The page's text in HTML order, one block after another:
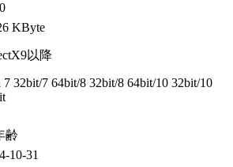
KByte
以降
7 32bit/7 64bit/8 32bit/8 64bit/10 32bit/10
齢
10-31